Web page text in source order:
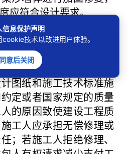
应符合设计要求。
先，建设工程质量关
全。承包人是建设工程
保证工程的施工质量，
图纸和施工技术标准施
定或者国家规定的质量
的原因致使建设工程质
工人应承担无偿修理或
；若施工人拒绝修理、
信息保护声明
技术以改进用户体验。
同意后关闭